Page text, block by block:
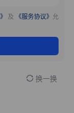
及 《服务协议》 允
换一换